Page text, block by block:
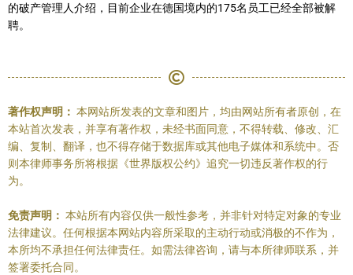
的破产管理人介绍，目前企业在德国境内的175名员工已经全部被解
聘。
著作权声明： 本网站所发表的文章和图片，均由网站所有者原创，在
本站首次发表，并享有著作权，未经书面同意，不得转载、修改、汇
编、复制、翻译，也不得存储于数据库或其他电子媒体和系统中。否
则本律师事务所将根据《世界版权公约》追究一切违反著作权的行
为。
免责声明： 本站所有内容仅供一般性参考，并非针对特定对象的专业
法律建议。任何根据本网站内容所采取的主动行动或消极的不作为，
本所均不承担任何法律责任。如需法律咨询，请与本所律师联系，并
签署委托合同。